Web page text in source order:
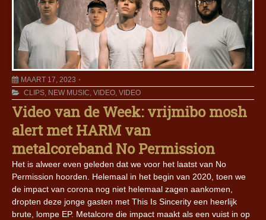
MAART 17, 2023
CLIPS, NEW MUSIC, VIDEO, VIDEO
Video van de Week: vrijmibo mosh
alert met HARM van
metalcoreband No Permission
Het is alweer even geleden dat we voor het laatst van No
Permission hoorden. Helemaal in het begin van 2020, toen we
de impact van corona nog niet helemaal zagen aankomen,
dropten deze jonge gasten met This Is Sincerity een heerlijk
brute, lompe EP. Metalcore die impact maakt als een vuist in op